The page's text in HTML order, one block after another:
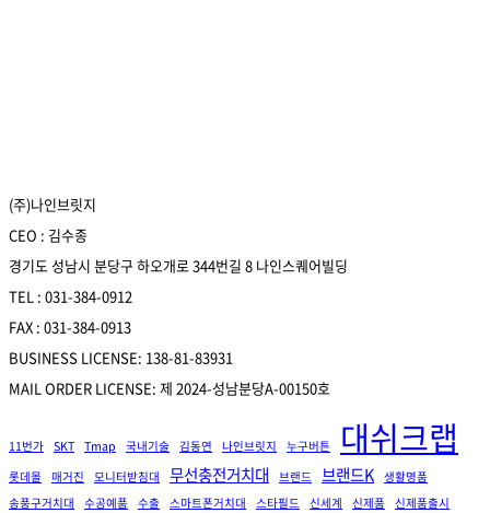
(주)나인브릿지
CEO : 김수종
경기도 성남시 분당구 하오개로 344번길 8 나인스퀘어빌딩
TEL : 031-384-0912
FAX : 031-384-0913
BUSINESS LICENSE: 138-81-83931
MAIL ORDER LICENSE: 제 2024-성남분당A-00150호
11번가 SKT Tmap 국내기술 김동연 나인브릿지 누구버튼 대쉬크랩
롯데몰 매거진 모니터받침대 무선충전거치대 브랜드 브랜드K 생활명품
송풍구거치대
수공예품 수출 스마트폰거치대 스타필드 신세계 신제품 신제품출시